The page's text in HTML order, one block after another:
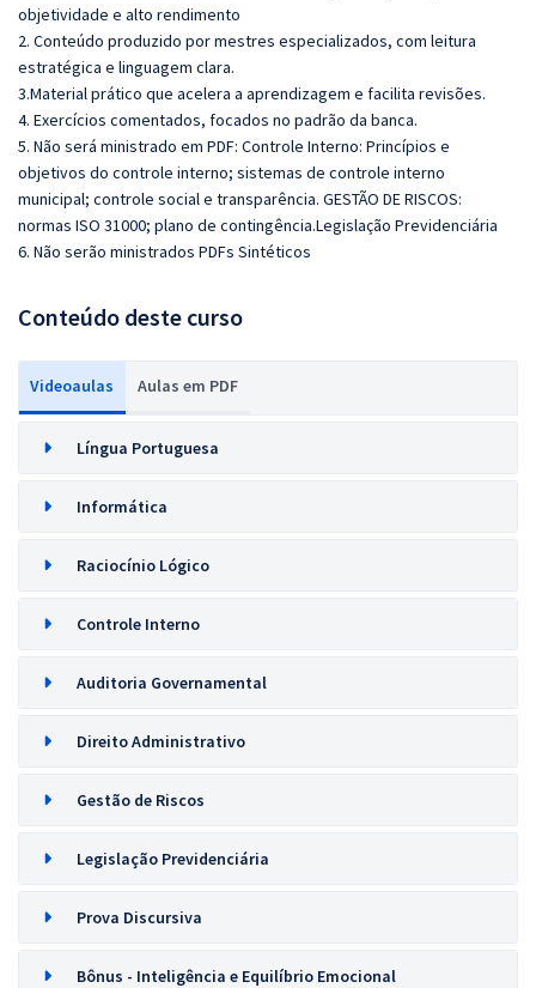
objetividade e alto rendimento
2. Conteúdo produzido por mestres especializados, com leitura
estratégica e linguagem clara.
3.Material prático que acelera a aprendizagem e facilita revisões.
4. Exercícios comentados, focados no padrão da banca.
5. Não será ministrado em PDF: Controle Interno: Princípios e
objetivos do controle interno; sistemas de controle interno
municipal; controle social e transparência. GESTÃO DE RISCOS:
normas ISO 31000; plano de contingência.Legislação Previdenciária
6. Não serão ministrados PDFs Sintéticos
Conteúdo deste curso
Videoaulas Aulas em PDF
Língua Portuguesa
Informática
Raciocínio Lógico
Controle Interno
Auditoria Governamental
Direito Administrativo
Gestão de Riscos
Legislação Previdenciária
Prova Discursiva
Bônus - Inteligência e Equilíbrio Emocional